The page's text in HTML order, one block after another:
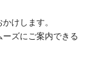
けします。
ズにご案内できる